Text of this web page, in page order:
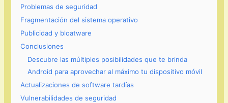
Problemas de seguridad
Fragmentación del sistema operativo
Publicidad y bloatware
Conclusiones
Descubre las múltiples posibilidades que te brinda
Android para aprovechar al máximo tu dispositivo móvil
Actualizaciones de software tardías
Vulnerabilidades de seguridad